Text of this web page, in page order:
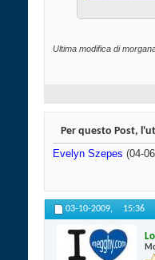
Ultima modifica di
Per questo Post,
Evelyn Szepes (04-
03-10-2009, 15:36